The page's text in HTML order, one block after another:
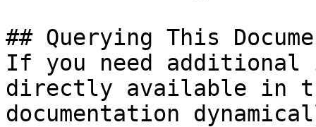
## Querying This
If you need
directly available in
documentation